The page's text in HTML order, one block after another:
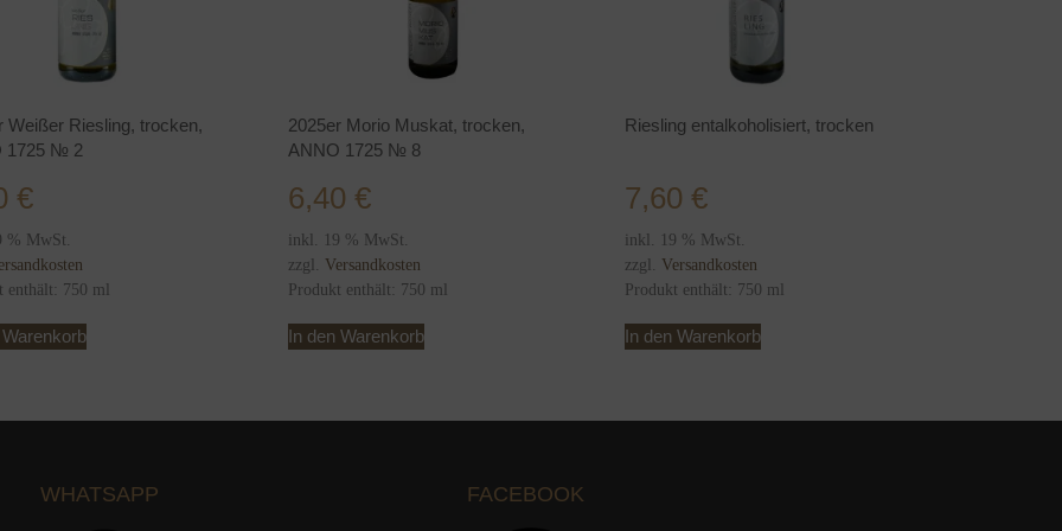
Weißer Riesling, trocken,
1725 № 2
€
MwSt.
enthält: 750 ml
2025er Morio Muskat, trocken,
ANNO 1725 № 8
6,40 €
inkl. 19 % MwSt.
zzgl. Versandkosten
Produkt enthält: 750 ml
In den Warenkorb
Riesling entalkoholisiert, trocken
7,60 €
inkl. 19 % MwSt.
zzgl. Versandkosten
Produkt enthält: 750 ml
In den Warenkorb
WHATSAPP FACEBOOK